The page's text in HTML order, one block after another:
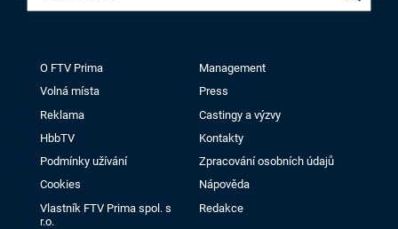
O FTV Prima
Management
Volná místa
Press
Reklama
Castingy a výzvy
HbbTV
Kontakty
Podmínky užívání
Zpracování osobních údajů
Cookies
Nápověda
Vlastník FTV Prima spol. s
r.o.
Redakce